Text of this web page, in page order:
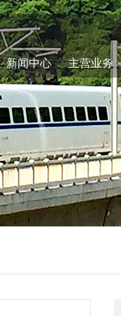
新闻中心 主营业务